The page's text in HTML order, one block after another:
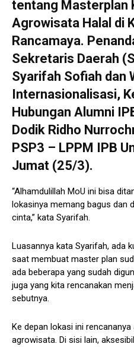
tentang Masterplan
Agrowisata Halal di
Rancamaya.
Sekretaris Daerah
Syarifah Sofiah dan
Internasionalisasi,
Hubungan Alumni
Dodik Ridho
PSP3 – LPPM IPB
Jumat (25/3).
“Alhamdulillah MoU ini bisa
lokasinya memang bagus dan
cinta,” kata Syarifah.
Luasannya kata Syarifah, ada
saat membuat master plan
ada beberapa yang sudah
juga yang kita rencanakan
sebutnya.
Ke depan lokasi ini
agrowisata. Di sisi lain,